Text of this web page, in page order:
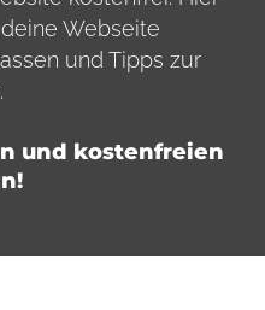
Webseite
und Tipps zur
und kostenfreien